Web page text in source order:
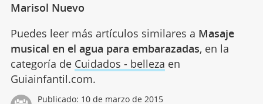
Marisol Nuevo
Puedes leer más artículos similares a Masaje
musical en el agua para embarazadas, en la
categoría de Cuidados - belleza en
Guiainfantil.com.
Publicado: 10 de marzo de 2015